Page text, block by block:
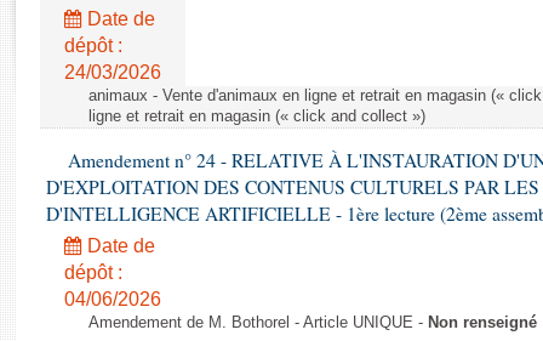
Rapports législatifs
Rapports sur l'application des lois
Baromètre de l’application des lois
Dossiers législatifs
Budget et sécurité sociale
Questions écrites et orales
Comptes rendus des débats
Date de
dépôt :
24/03/2026
animaux - Vente d'animaux en ligne et retrait en magasin («
ligne et retrait en magasin (« click and collect »)
Amendement n° 24 - RELATIVE À L'INSTAURATION
D'EXPLOITATION DES CONTENUS CULTURELS PAR LES
D'INTELLIGENCE ARTIFICIELLE - 1ère lecture (2ème
Date de
dépôt :
04/06/2026
Amendement de M. Bothorel - Article UNIQUE - Non renseigné